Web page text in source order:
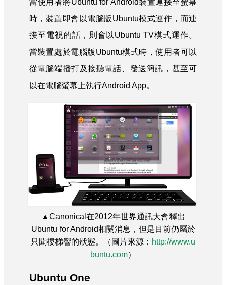
當使用者將Ubuntu for Android裝置連接至螢幕
時，裝置即會以電腦版Ubuntu模式運作，而連
接至電視的話，則會以Ubuntu TV模式運作。
當裝置處於電腦版Ubuntu模式時，使用者可以
從電腦端播打及接聽電話、發送簡訊，甚至可
以在電腦螢幕上執行Android App。
▲Canonical在2012年世界通訊大會釋出
Ubuntu for Android相關消息，但是目前仍屬於
只聞樓梯響的狀態。（圖片來源： http://www.u
buntu.com）
Ubuntu One